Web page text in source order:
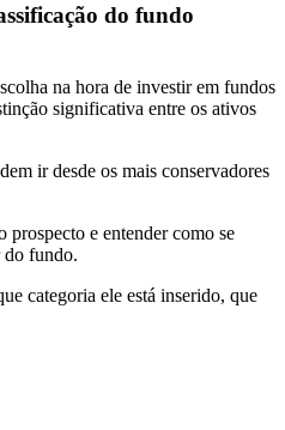
do fundo
na hora de investir em fundos
significativa entre os ativos
ir desde os mais conservadores
prospecto e entender como se
do fundo.
categoria ele está inserido, que